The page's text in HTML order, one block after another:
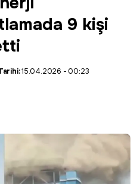
9 kişi
15.04.2026 - 00:23